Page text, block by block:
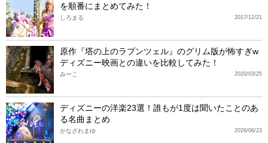
を順番にまとめてみた！
2017/12/21
しろまる
原作『塔の上のラプンツェル』のグリム版が怖すぎw
ディズニー映画との違いを比較してみた！
2020/03/25
みーこ
ディズニーの洋楽23選！誰もが1度は聞いたことのあ
る名曲まとめ
2026/06/23
かなざわまゆ